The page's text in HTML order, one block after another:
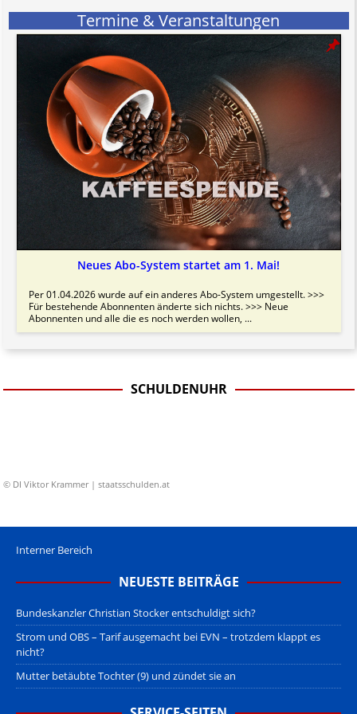
Termine & Veranstaltungen
Neues Abo-System startet am 1. Mai!
Per 01.04.2026 wurde auf ein anderes Abo-System umgestellt. >>>
Für bestehende Abonnenten änderte sich nichts. >>> Neue
Abonnenten und alle die es noch werden wollen, ...
SCHULDENUHR
© DI Viktor Krammer | staatsschulden.at
Interner Bereich
NEUESTE BEITRÄGE
Bundeskanzler Christian Stocker entschuldigt sich?
Strom und OBS – Tarif ausgemacht bei EVN – trotzdem klappt es
nicht?
Mutter betäubte Tochter (9) und zündet sie an